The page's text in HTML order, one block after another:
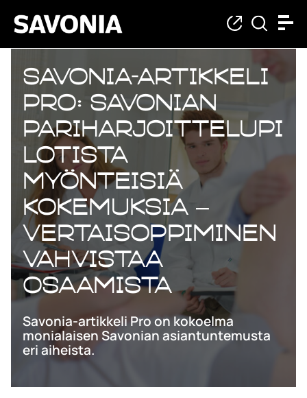
Savonia-artikkeli
Pro: Savonian
pariharjoittelupi
lotista
myönteisiä
kokemuksia –
vertaisoppiminen
vahvistaa
osaamista
Savonia-artikkeli Pro on kokoelma
monialaisen Savonian asiantuntemusta
eri aiheista.